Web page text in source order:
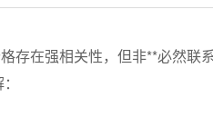
存在强相关性，但非**必然联